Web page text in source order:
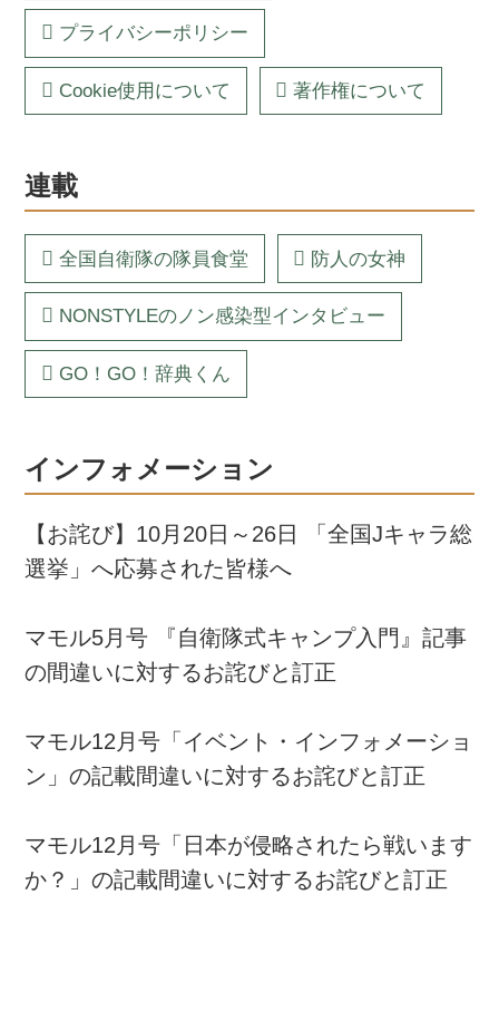
プライバシーポリシー
Cookie使用について 著作権について
連載
全国自衛隊の隊員食堂 防人の女神
NONSTYLEのノン感染型インタビュー
GO！GO！辞典くん
インフォメーション
【お詫び】10月20日～26日 「全国Jキャラ総
選挙」へ応募された皆様へ
マモル5月号 『自衛隊式キャンプ入門』記事
の間違いに対するお詫びと訂正
マモル12月号「イベント・インフォメーショ
ン」の記載間違いに対するお詫びと訂正
マモル12月号「日本が侵略されたら戦います
か？」の記載間違いに対するお詫びと訂正